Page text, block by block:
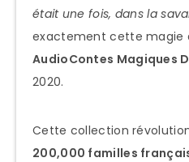
était une fois, dans la
exactement cette magie
AudioContes Magiques
2020.
Cette collection
200,000 familles